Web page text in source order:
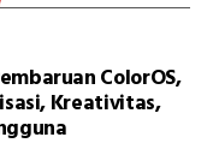
ColorOS,
Kreativitas,